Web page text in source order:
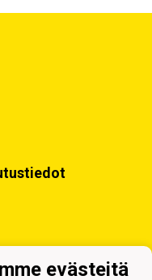
evästeitä